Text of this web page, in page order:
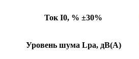
Ток I0, % ±30%
Уровень шума Lpa, дB(A)